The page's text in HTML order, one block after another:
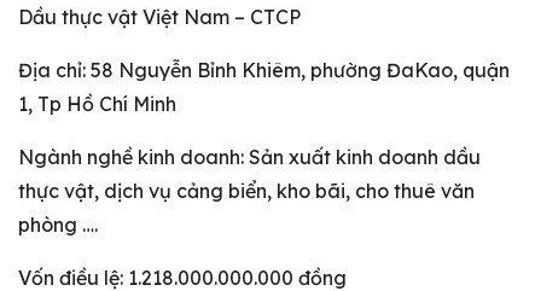
Dầu thực vật Việt Nam – CTCP
Địa chỉ: 58 Nguyễn Bỉnh Khiêm, phường ĐaKao, quận
1, Tp Hồ Chí Minh
Ngành nghề kinh doanh: Sản xuất kinh doanh dầu
thực vật, dịch vụ cảng biển, kho bãi, cho thuê văn
phòng ….
Vốn điều lệ: 1.218.000.000.000 đồng